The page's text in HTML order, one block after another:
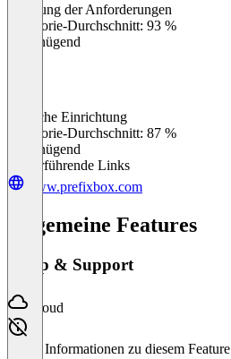
Erfüllung der Anforderungen
Kategorie-Durchschnitt: 93 %
Ungenügend
Einfache Einrichtung
Kategorie-Durchschnitt: 87 %
Ungenügend
Weiterführende Links
www.prefixbox.com
Allgemeine Features
Setup & Support
Cloud
Keine Informationen zu diesem Feature